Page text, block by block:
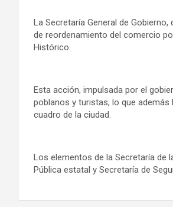
La Secretaría General de
de reordenamiento del comercio
Histórico.
Esta acción, impulsada por el
poblanos y turistas, lo que
cuadro de la ciudad.
Los elementos de la Secretaría de
Pública estatal y Secretaría de